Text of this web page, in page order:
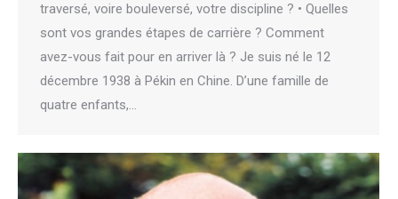
traversé, voire bouleversé, votre discipline ? • Quelles
sont vos grandes étapes de carrière ? Comment
avez-vous fait pour en arriver là ? Je suis né le 12
décembre 1938 à Pékin en Chine. D’une famille de
quatre enfants,…